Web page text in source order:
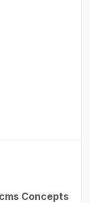
Concepts